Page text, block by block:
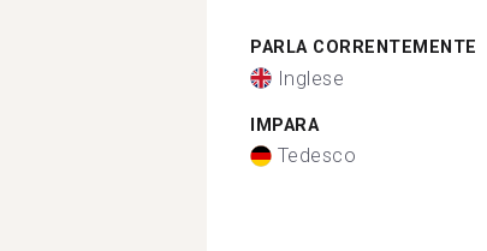
PARLA CORRENTEMENTE
Inglese
IMPARA
Tedesco